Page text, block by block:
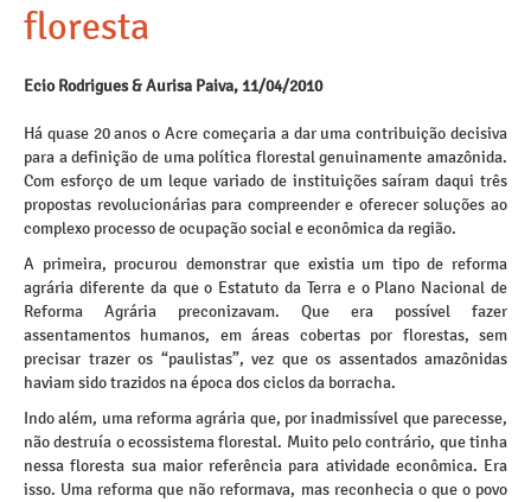
floresta
Ecio Rodrigues & Aurisa Paiva, 11/04/2010
Há quase 20 anos o Acre começaria a dar uma contribuição decisiva
para a definição de uma política florestal genuinamente amazônida.
Com esforço de um leque variado de instituições saíram daqui três
propostas revolucionárias para compreender e oferecer soluções ao
complexo processo de ocupação social e econômica da região.
A primeira, procurou demonstrar que existia um tipo de reforma
agrária diferente da que o Estatuto da Terra e o Plano Nacional de
Reforma Agrária preconizavam. Que era possível fazer
assentamentos humanos, em áreas cobertas por florestas, sem
precisar trazer os “paulistas”, vez que os assentados amazônidas
haviam sido trazidos na época dos ciclos da borracha.
Indo além, uma reforma agrária que, por inadmissível que parecesse,
não destruía o ecossistema florestal. Muito pelo contrário, que tinha
nessa floresta sua maior referência para atividade econômica. Era
isso. Uma reforma que não reformava, mas reconhecia o que o povo